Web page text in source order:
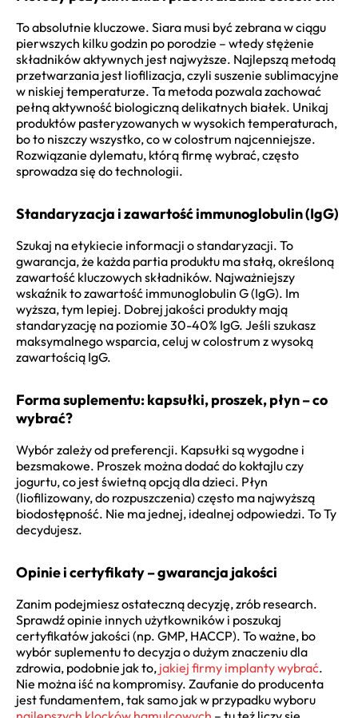
To absolutnie kluczowe. Siara musi być zebrana w ciągu
pierwszych kilku godzin po porodzie – wtedy stężenie
składników aktywnych jest najwyższe. Najlepszą metodą
przetwarzania jest liofilizacja, czyli suszenie sublimacyjne
w niskiej temperaturze. Ta metoda pozwala zachować
pełną aktywność biologiczną delikatnych białek. Unikaj
produktów pasteryzowanych w wysokich temperaturach,
bo to niszczy wszystko, co w colostrum najcenniejsze.
Rozwiązanie dylematu, którą firmę wybrać, często
sprowadza się do technologii.
Standaryzacja i zawartość immunoglobulin (IgG)
Szukaj na etykiecie informacji o standaryzacji. To
gwarancja, że każda partia produktu ma stałą, określoną
zawartość kluczowych składników. Najważniejszy
wskaźnik to zawartość immunoglobulin G (IgG). Im
wyższa, tym lepiej. Dobrej jakości produkty mają
standaryzację na poziomie 30-40% IgG. Jeśli szukasz
maksymalnego wsparcia, celuj w colostrum z wysoką
zawartością IgG.
Forma suplementu: kapsułki, proszek, płyn – co
wybrać?
Wybór zależy od preferencji. Kapsułki są wygodne i
bezsmakowe. Proszek można dodać do koktajlu czy
jogurtu, co jest świetną opcją dla dzieci. Płyn
(liofilizowany, do rozpuszczenia) często ma najwyższą
biodostępność. Nie ma jednej, idealnej odpowiedzi. To Ty
decydujesz.
Opinie i certyfikaty – gwarancja jakości
Zanim podejmiesz ostateczną decyzję, zrób research.
Sprawdź opinie innych użytkowników i poszukaj
certyfikatów jakości (np. GMP, HACCP). To ważne, bo
wybór suplementu to decyzja o dużym znaczeniu dla
zdrowia, podobnie jak to, jakiej firmy implanty wybrać.
Nie można iść na kompromisy. Zaufanie do producenta
jest fundamentem, tak samo jak w przypadku wyboru